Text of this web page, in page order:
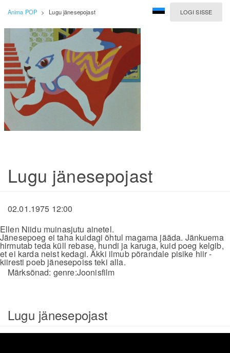
LOGI SISSE
Anima POP > Lugu jänesepojast
Lugu jänesepojast
02.01.1975 12:00
Ellen Niidu muinasjutu ainetel.
Jänesepoeg ei taha kuidagi õhtul magama jääda. Jänkuema
hirmutab teda küll rebase, hundi ja karuga, kuid poeg kelgib,
et ei karda neist kedagi. Äkki ilmub põrandale pisike hiir -
kiiresti poeb jänesepoiss teki alla.
Märksõnad: genre:Joonisfilm
Lugu jänesepojast